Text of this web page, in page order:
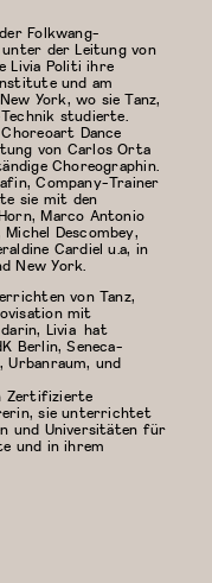
Folkwang-
der Leitung von
Livia Politi ihre
und am
York, wo sie Tanz,
studierte.
Dance
von Carlos Orta
Choreographin.
Company-Trainer
sie mit den
Marco Antonio
Descombey,
Cardiel u.a, in
New York.
von Tanz,
mit
Livia hat
Berlin, Seneca-
Urbanraum, und
Zertifizierte
sie unterrichtet
und Universitäten für
und in ihrem